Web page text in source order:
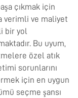
çıkmak için
verimli ve maliyet
bir yol
Bu uyum,
özel atık
sorunlarını
için en uygun
seçme şansı